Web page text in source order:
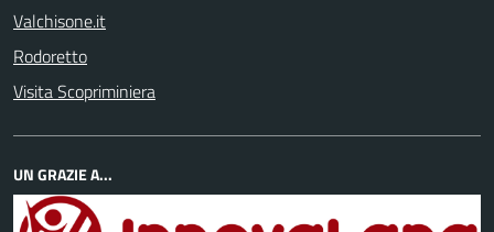
Valchisone.it
Rodoretto
Visita Scopriminiera
UN GRAZIE A...